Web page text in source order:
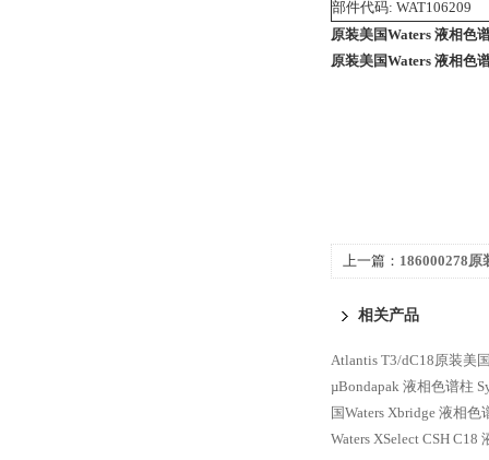
部件代码: WAT106209
原装美国Waters 液相色
原装美国Waters 液相色
上一篇： 186000278原
相关产品
Atlantis T3/dC18原装美
µBondapak 液相色谱柱
国Waters Xbridge 液相色
Waters XSelect CSH C18